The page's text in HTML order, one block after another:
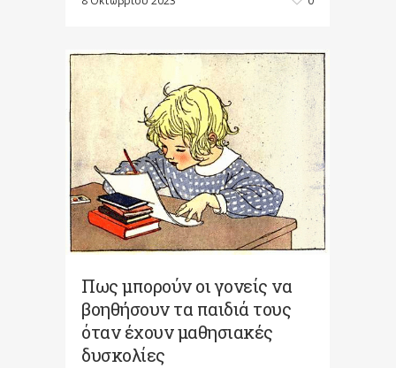
Πως μπορούν οι γονείς να
βοηθήσουν τα παιδιά τους
όταν έχουν μαθησιακές
δυσκολίες